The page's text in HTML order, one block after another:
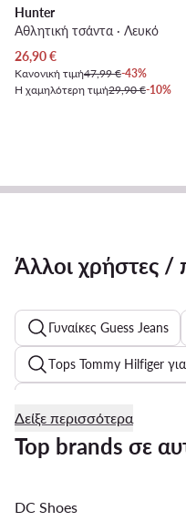
Hunter
Αθλητική τσάντα · Λευκό
Τρέχουσα τιμή
26,90€
Κανονική τιμή47,99 €-43%
Η χαμηλότερη τιμή29,90 €-10%
Άλλοι χρήστες /
Γυναίκες Guess Jeans
Τops Tommy Hilfiger για
Γιορτινά Φορέματα
Φθινοπωρινά
Δείξε περισσότερα
Top brands σε
DC Shoes